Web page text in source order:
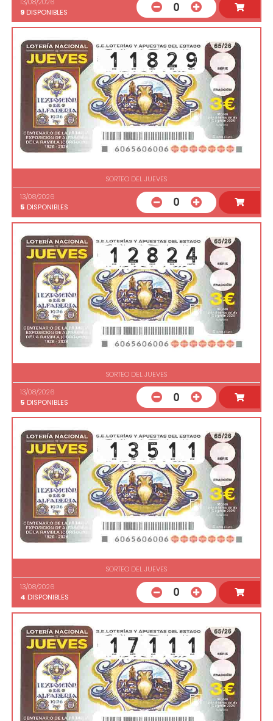
9 DISPONIBLES 0
SORTEO DEL JUEVES
13/08/2026
5 DISPONIBLES 0
SORTEO DEL JUEVES
13/08/2026
5 DISPONIBLES 0
SORTEO DEL JUEVES
13/08/2026
4 DISPONIBLES 0